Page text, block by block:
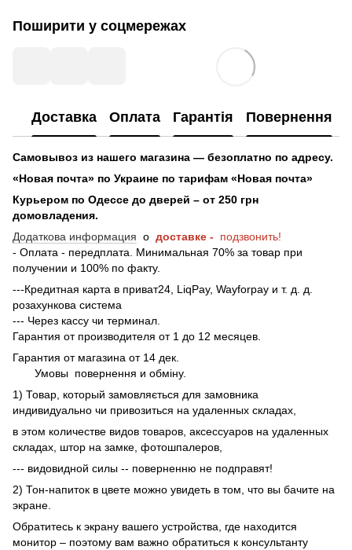
Поширити у соцмережах
Доставка Оплата Гарантія Повернення
Самовывоз из нашего магазина — безоплатно по адресу.
«Новая почта» по Украине по тарифам «Новая почта»
Курьером по Одессе до дверей – от 250 грн
домовладения.
Додаткова информация о доставке - подзвонить!
- Оплата - передплата. Минимальная 70% за товар при
получении и 100% по факту.
---Кредитная карта в приват24, LiqPay, Wayforpay и т. д. д.
розахункова система
--- Через кассу чи терминал.
Гарантия от производителя от 1 до 12 месяцев.
Гарантия от магазина от 14 дек.
Умовы повернення и обміну.
1) Товар, который замовляється для замовника
индивидуально чи привозиться на удаленных складах,
в этом количестве видов товаров, аксессуаров на удаленных
складах, штор на замке, фотошпалеров,
--- видовидной силы -- поверненню не подправят!
2) Тон-напиток в цвете можно увидеть в том, что вы бачите на
экране.
Обратитесь к экрану вашего устройства, где находится
монитор – поэтому вам важно обратиться к консультанту